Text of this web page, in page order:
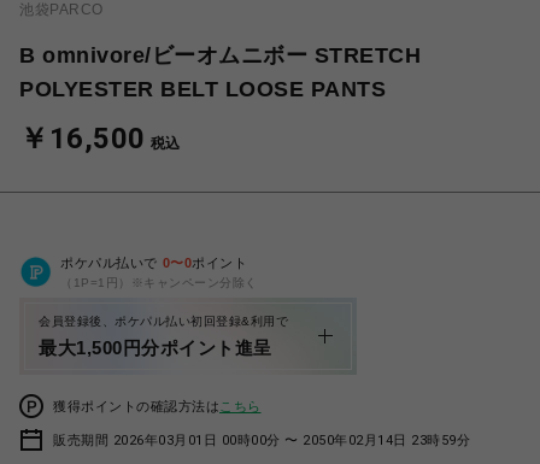
池袋PARCO
B omnivore/ビーオムニボー STRETCH
POLYESTER BELT LOOSE PANTS
￥16,500 税込
ポケパル払いで 0〜0ポイント
（1P=1円）※キャンペーン分除く
会員登録後、ポケパル払い初回登録&利用で
最大1,500円分ポイント進呈
獲得ポイントの確認方法は こちら
販売期間 2026年03月01日 00時00分 〜 2050年02月14日 23時59分